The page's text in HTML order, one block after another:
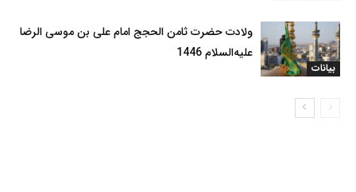
بیانات
ولادت حضرت ثامن الحجج امام علی بن موسی الرضا
علیه‌السلام 1446